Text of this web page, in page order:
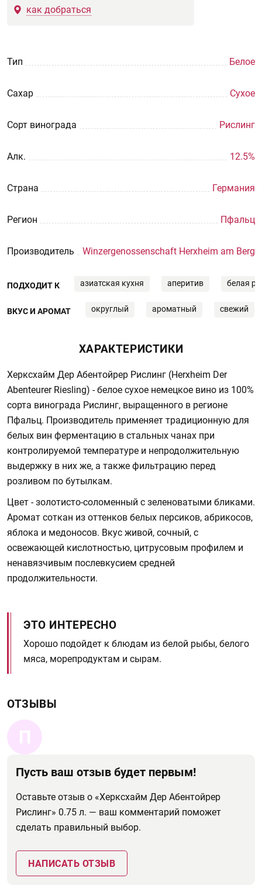
как добраться
Тип Белое
Сахар Сухое
Сорт винограда Рислинг
Aлк. 12.5%
Страна Германия
Регион Пфальц
Производитель Winzergenossenschaft Herxheim am Berg
ПОДХОДИТ К азиатская кухня аперитив белая
ВКУС И АРОМАТ округлый ароматный свежий
ХАРАКТЕРИСТИКИ
Херксхайм Дер Абентойрер Рислинг (Herxheim Der
Abenteurer Riesling) - белое сухое немецкое вино из 100%
сорта винограда Рислинг, выращенного в регионе
Пфальц. Производитель применяет традиционную для
белых вин ферментацию в стальных чанах при
контролируемой температуре и непродолжительную
выдержку в них же, а также фильтрацию перед
розливом по бутылкам.
Цвет - золотисто-соломенный с зеленоватыми бликами.
Аромат соткан из оттенков белых персиков, абрикосов,
яблока и медоносов. Вкус живой, сочный, с
освежающей кислотностью, цитрусовым профилем и
ненавязчивым послевкусием средней
продолжительности.
ЭТО ИНТЕРЕСНО
Хорошо подойдет к блюдам из белой рыбы, белого
мяса, морепродуктам и сырам.
ОТЗЫВЫ
П
Пусть ваш отзыв будет первым!
Оставьте отзыв о «Херксхайм Дер Абентойрер
Рислинг» 0.75 л. — ваш комментарий поможет
сделать правильный выбор.
НАПИСАТЬ ОТЗЫВ